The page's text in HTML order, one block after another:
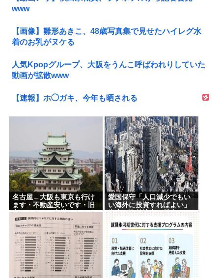
www
【画像】雛形あきこ、48歳写真集で見せたハイレグ水
着のお乳がヌケる
人気Kpopグループ、大阪をうんこ呼ばわれりしていた
動画が拡散www
【速報】ホ◯ガキ、今年も晒される
名古屋←大阪も東京も行け
ます・不動産安いです・旧
帝あります・空港あります
不人気な理由
愛国保守「人口減少でもい
い海外に投資すればよい」
資本が海外流出し賃金も
GDPも上がらず海外が成長